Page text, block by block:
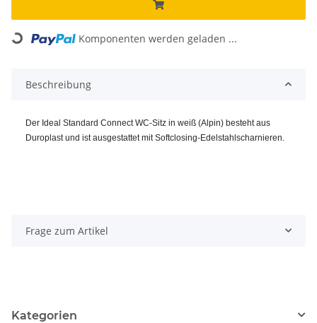
Loading... Komponenten werden geladen ...
Beschreibung
Der Ideal Standard Connect WC-Sitz in weiß (Alpin) besteht aus
Duroplast und ist ausgestattet mit Softclosing-Edelstahlscharnieren.
Frage zum Artikel
Kategorien